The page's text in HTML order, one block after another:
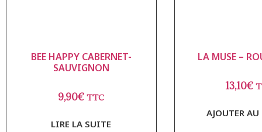
BEE HAPPY CABERNET-
SAUVIGNON
9,90€ TTC
LIRE LA SUITE
LA MUSE –
13,10€
AJOUTER AU